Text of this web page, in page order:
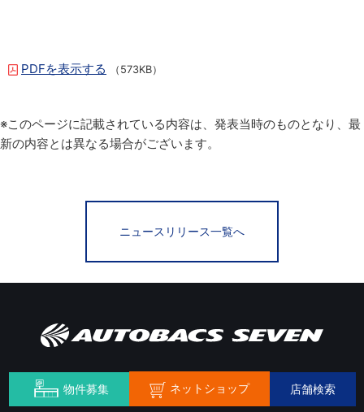
PDFを表示する （573KB）
※このページに記載されている内容は、発表当時のものとなり、最
新の内容とは異なる場合がございます。
ニュースリリース一覧へ
物件募集 ネットショップ 店舗検索